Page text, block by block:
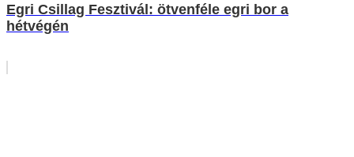
Egri Csillag Fesztivál: ötvenféle egri bor a
hétvégén